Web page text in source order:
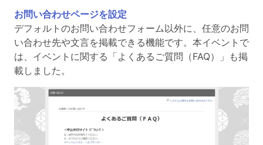
お問い合わせページを設定
デフォルトのお問い合わせフォーム以外に、任意のお問
い合わせ先や文言を掲載できる機能です。本イベントで
は、イベントに関する「よくあるご質問（FAQ）」も掲
載しました。